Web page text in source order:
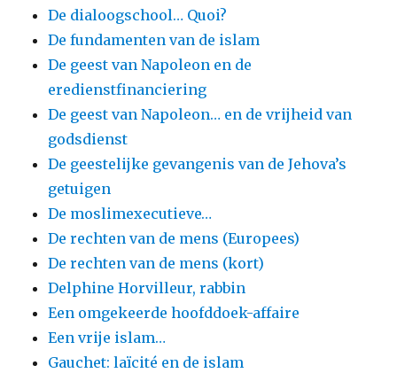
De dialoogschool… Quoi?
De fundamenten van de islam
De geest van Napoleon en de
eredienstfinanciering
De geest van Napoleon… en de vrijheid van
godsdienst
De geestelijke gevangenis van de Jehova’s
getuigen
De moslimexecutieve…
De rechten van de mens (Europees)
De rechten van de mens (kort)
Delphine Horvilleur, rabbin
Een omgekeerde hoofddoek-affaire
Een vrije islam…
Gauchet: laïcité en de islam